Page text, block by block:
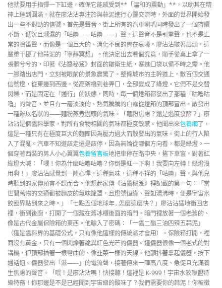
他就要用手指彈一下缸邊，確保它能感受到**「溫和的震動」**，以助其在精
神上達到圓滿。就在廖沾沾專注於與蒜泥進行心靈交流時，外面的世界開始發
出一些不對勁的信號。首先是聲音。街上所有的汽車喇叭同時發出了一個持續
不斷、低沉且潮濕的「咕嚕——咕嚕——」聲。這聲音不是引擎聲，也不是正
常的鳴笛聲，而像是一個巨大的、消化不良的胃在哀嚎。廖沾沾皺著眉頭，這
嚴重干擾了他蒜泥的「寧靜冥想」。他決定出去看個究竟，順手從桌上拿了一
張髒兮兮的，印著《沾醬秘笈》封面的皺衛生紙，塞進口袋以備不時之需。他
一腳踏出店門，立刻被眼前的景象震驚了。整條城市的主幹道上，數百個交通
信號燈，從東邊到西邊，從高架橋到巷弄口，全部變成了綠燈。它們不是交替
閃爍，而是固定在「通行」的狀態，同時，每一個燈箱都發出了那種「咕嚕咕
嚕」的聲音，並且有一層淡淡的、熱氣騰騰的白霧從燈箱的頂部冒出，散發出
一種難以名狀的——麵粉蒸煮過頭的氣味。「麵粉焦慮？還是過度發酵？」廖
沾沾是個醬料學家，對所有食物相關的氣味都極度敏感。他聞出來包養網了，
這是一種只有在極度巨大的麵團因為壓力過大而散發出的氣味。街上的行人陷
入了混亂。汽車不知道該走還是該停，因為無論從哪個方向看，都是綠燈。一
個穿著西裝的男人小心翼翼包養留言板地把車停在路中央，搖下車窗，對著紅
綠燈大喊：「喂！你為什麼咕嚕咕嚕？你倒是紅一下啊！我要向左轉！綠燈沒
用啊！」廖沾沾感覺到一陣心悸。這種氣味，這種不祥的「咕嚕」聲，與他兒
時聽到的家傳預言不謀而合。他想起家傳《沾醬秘笈》裡記載的第一句：「當
世間萬物的交通都被麵皮的氣味籠罩，且燈號恒綠、聲如湯沸時，便是宇宙水
餃臨界點到來之時。」「七點五個地球年…怎麼這麼快？」廖沾沾猛地衝回店
裡，衝到後廚，打開了一個藏在舊冰櫃後面的暗門。暗門裡放著一個老舊的、
像是古代金屬保險箱的東西。他輸入了密碼：「一醬二醋三油四辣五蒜泥」
（這是醬料界的基礎公式，只有像他這樣的傳統派才會用）。保險箱打開，裡
面沒有黃金，只有一個閃爍著詭異紅色光芒的儀器。這儀器很像一個老式的對
講機，但頂部插著一根彎曲的、像韭菜一樣的天線。他顫抖著拿起儀器，按下
通話鈕。儀器發出「滋——」的電流聲，接著傳來一陣高八度、急促且充滿養
生焦慮的聲音。「喂！是廖沾沾嗎！快接聽！這裡是 K-999！宇宙水餃聯盟特
級特務！你那邊是不是已經聞到宇宙級的酸味了？我們需要你的蒜泥！你被徵